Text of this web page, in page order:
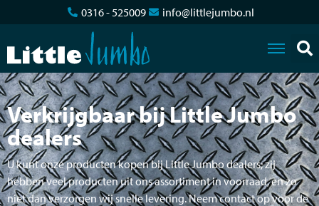
0316 - 525009 info@littlejumbo.nl
Verkrijgbaar bij Little Jumbo
dealers
U kunt onze producten kopen bij Little Jumbo dealers; zij
hebben veel producten uit ons assortiment in voorraad, en zo
niet dan verzorgen wij snelle levering. Neem contact op voor de